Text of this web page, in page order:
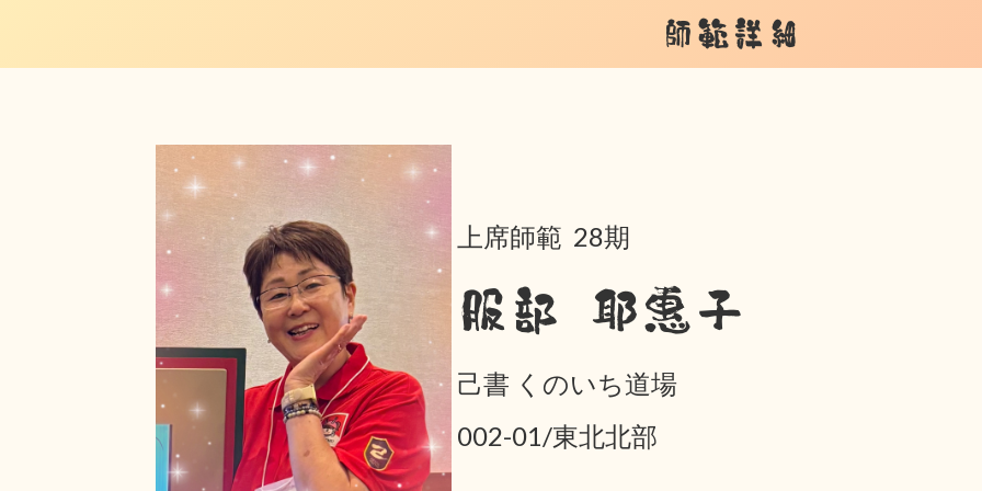
師範詳細
上席師範 28期
服部 耶惠子
己書 くのいち道場
002-01/東北北部